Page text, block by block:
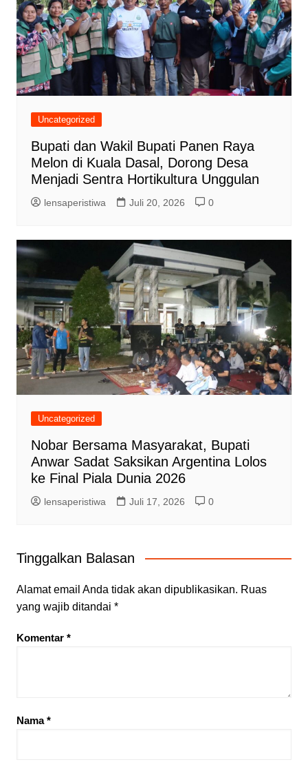
Uncategorized
Bupati dan Wakil Bupati Panen Raya
Melon di Kuala Dasal, Dorong Desa
Menjadi Sentra Hortikultura Unggulan
lensaperistiwa Juli 20, 2026 0
Uncategorized
Nobar Bersama Masyarakat, Bupati
Anwar Sadat Saksikan Argentina Lolos
ke Final Piala Dunia 2026
lensaperistiwa Juli 17, 2026 0
Tinggalkan Balasan
Alamat email Anda tidak akan dipublikasikan. Ruas
yang wajib ditandai *
Komentar *
Nama*